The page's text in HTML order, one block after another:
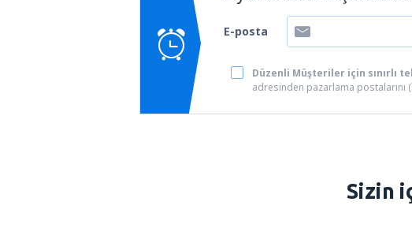
E-posta
Düzenli Müşteriler için sınırlı
adresinden pazarlama postalarını
Sizin